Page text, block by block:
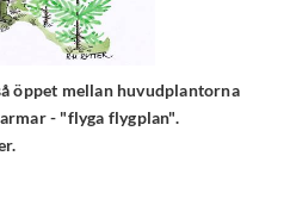
öppet mellan huvudplantorna
- "flyga flygplan".